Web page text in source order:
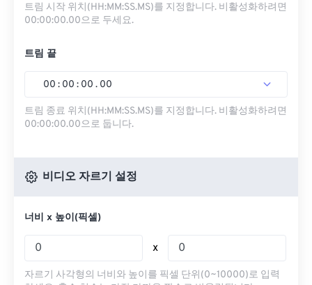
트림 시작 위치(HH:MM:SS.MS)를 지정합니다. 비활성화하려면
00:00:00.00으로 두세요.
트림 끝
00 : 00 : 00 . 00
트림 종료 위치(HH:MM:SS.MS)를 지정합니다. 비활성화하려면
00:00:00.00으로 둡니다.
비디오 자르기 설정
너비 x 높이(픽셀)
x
자르기 사각형의 너비와 높이를 픽셀 단위(0~10000)로 입력